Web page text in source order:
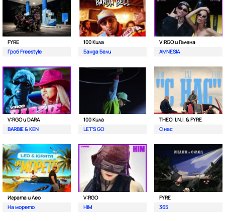
FYRE
Гроб Freestyle
100 Кила
Банда Бели
V:RGO и Галена
AMNESIA
V:RGO и DARA
BARBIE & KEN
100 Кила
LET'S GO
THEO| I.N.I. & FYRE
С нас
Играта и Лео
На морето
V:RGO
HIM
FYRE
365